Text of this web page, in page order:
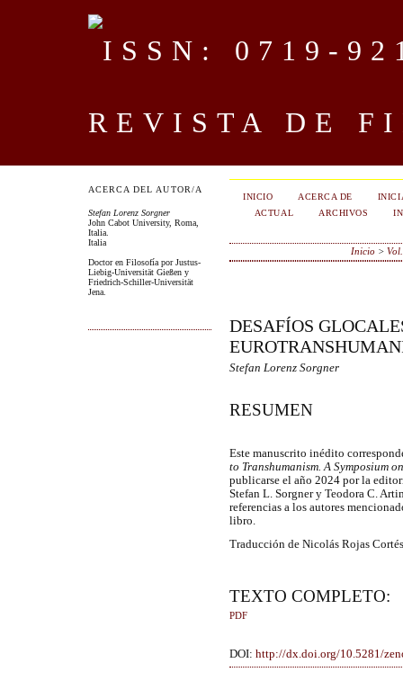
REVISTA DE
ACERCA DEL AUTOR/A
Stefan Lorenz Sorgner
John Cabot University, Roma,
Italia.
Italia
Doctor en Filosofía por Justus-
Liebig-Universität Gießen y
Friedrich-Schiller-Universität
Jena.
INICIO ACERCA DE
ACTUAL
ARCHIVOS
Inicio>
DESAFÍOS
Stefan Lorenz Sorgner
RESUMEN
Este manuscrito inédito
to Transhumanism.A Symposium
publicarse el año 2024 por la
Stefan L. Sorgner y Teodora C.
referencias a los autores
libro.
Traducción de Nicolás Rojas
TEXTO COMPLETO:
PDF
DOI: http://dx.doi.org/10.5281/